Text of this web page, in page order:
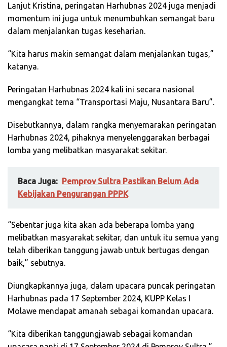
Lanjut Kristina, peringatan Harhubnas 2024 juga menjadi
momentum ini juga untuk menumbuhkan semangat baru
dalam menjalankan tugas keseharian.
“Kita harus makin semangat dalam menjalankan tugas,”
katanya.
Peringatan Harhubnas 2024 kali ini secara nasional
mengangkat tema “Transportasi Maju, Nusantara Baru”.
Disebutkannya, dalam rangka menyemarakan peringatan
Harhubnas 2024, pihaknya menyelenggarakan berbagai
lomba yang melibatkan masyarakat sekitar.
Baca Juga: Pemprov Sultra Pastikan Belum Ada
Kebijakan Pengurangan PPPK
“Sebentar juga kita akan ada beberapa lomba yang
melibatkan masyarakat sekitar, dan untuk itu semua yang
telah diberikan tanggung jawab untuk bertugas dengan
baik,” sebutnya.
Diungkapkannya juga, dalam upacara puncak peringatan
Harhubnas pada 17 September 2024, KUPP Kelas I
Molawe mendapat amanah sebagai komandan upacara.
“Kita diberikan tanggungjawab sebagai komandan